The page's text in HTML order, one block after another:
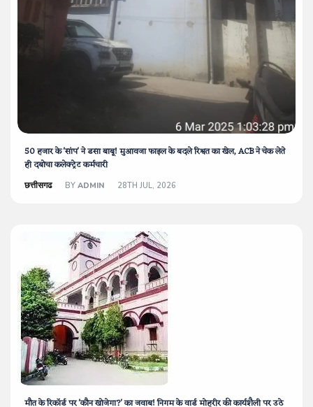
50 हजार के 'सांप' ने डसा बाबू! मुआवजा फाइल के बदले रिश्वत का खेल, ACB ने चेक लेते
ही दबोचा कलेक्ट्रेट कर्मचारी
छत्तीसगढ BY ADMIN 28TH JUL, 2026
मौत के रिकॉर्ड पर 'कौन खोजेगा?' का जवाब! निगम के वार्ड मोहरीर की कार्यशैली पर उठे